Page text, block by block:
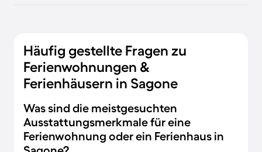
Häufig gestellte Fragen zu
Ferienwohnungen &
Ferienhäusern in Sagone
Was sind die meistgesuchten
Ausstattungsmerkmale für eine
Ferienwohnung oder ein Ferienhaus in